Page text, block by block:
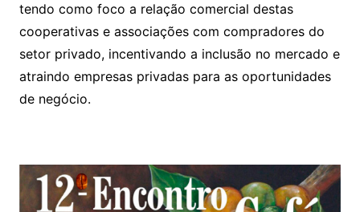
tendo como foco a relação comercial destas
cooperativas e associações com compradores do
setor privado, incentivando a inclusão no mercado e
atraindo empresas privadas para as oportunidades
de negócio.